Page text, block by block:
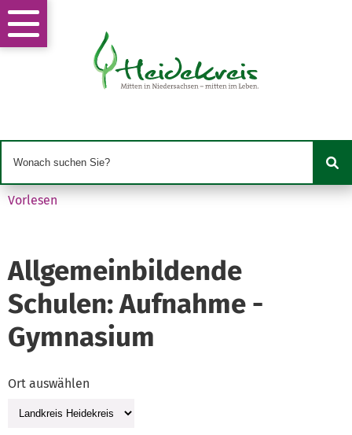
Vorlesen
Allgemeinbildende
Schulen: Aufnahme -
Gymnasium
Ort auswählen